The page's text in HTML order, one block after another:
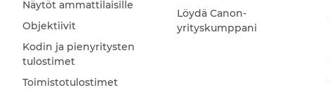
Näytöt ammattilaisille
Objektiivit
Kodin ja pienyritysten
tulostimet
Toimistotulostimet
Löydä Canon-
yrityskumppani